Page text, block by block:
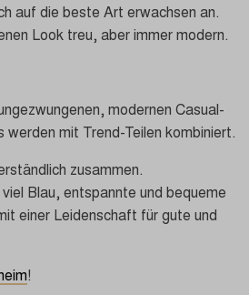
auf die beste Art erwachsen an.
Look treu, aber immer modern.
modernen Casual-
mit Trend-Teilen kombiniert.
zusammen.
Blau, entspannte und bequeme
einer Leidenschaft für gute und
!